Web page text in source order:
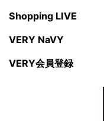
Shopping LIVE
VERY NaVY
VERY会員登録